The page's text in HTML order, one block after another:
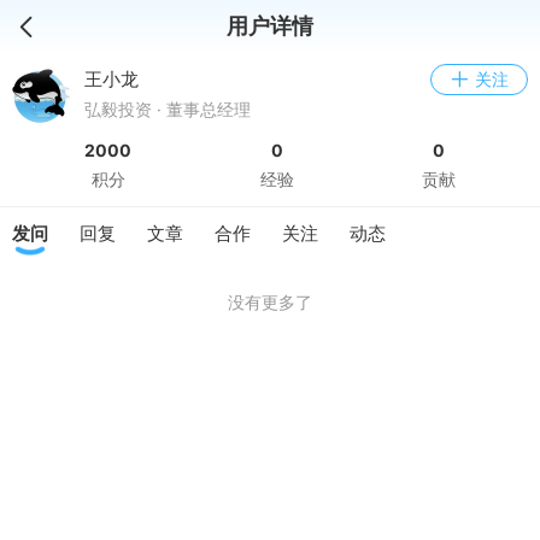
用户详情
王小龙
关注
弘毅投资 · 董事总经理
2000
积分
0
经验
0
贡献
发问 回复 文章 合作 关注 动态
没有更多了